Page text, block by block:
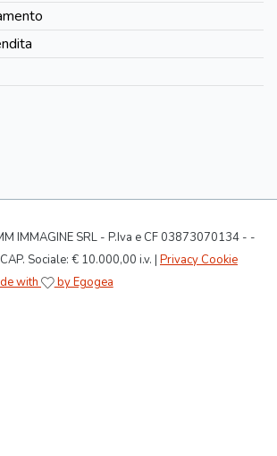
IMMAGINE SRL - P.Iva e CF 03873070134 - -
Sociale: € 10.000,00 i.v. | Privacy Cookie
with by Egogea